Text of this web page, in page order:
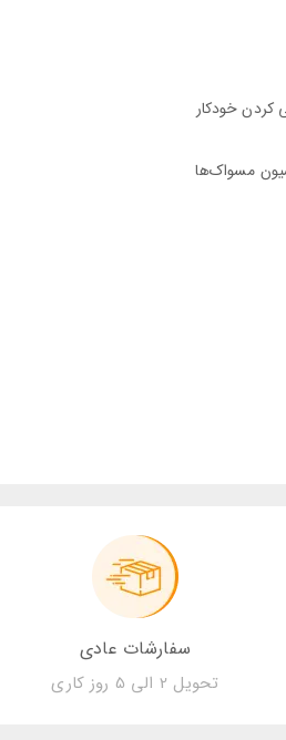
کردن خودکار
مسواک‌ها
سفارشات عادی
تحویل 2 الی 5 روز کاری